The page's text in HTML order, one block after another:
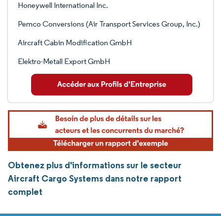
Honeywell International Inc.
Pemco Conversions (Air Transport Services Group, Inc.)
Aircraft Cabin Modification GmbH
Elektro-Metall Export GmbH
Obtenez plus d'informations sur le secteur
Aircraft Cargo Systems dans notre rapport
complet